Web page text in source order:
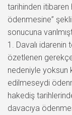
tarihinden
ödenmesine”
sonucuna
1. Davalı idarenin
özetlenen
nedeniyle yoksun
edilmeseydi
hakediş
davacıya